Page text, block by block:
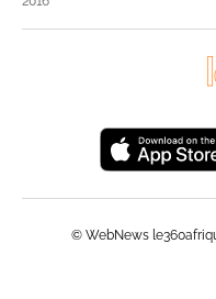
© WebNews